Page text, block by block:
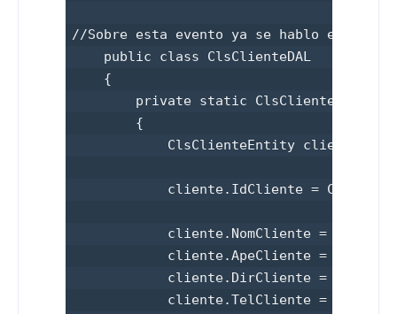
//Sobre esta evento ya se hablo en el
    public class ClsClienteDAL
    {
private static ClsClienteEntity
        {
ClsClienteEntity cliente =
cliente.IdCliente =
cliente.NomCliente =
cliente.ApeCliente =
cliente.DirCliente =
cliente.TelCliente =